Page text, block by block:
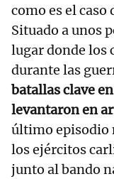
como es el caso
Situado a unos
lugar donde los
durante las
batallas clave
levantaron en
último episodio
los ejércitos
junto al bando